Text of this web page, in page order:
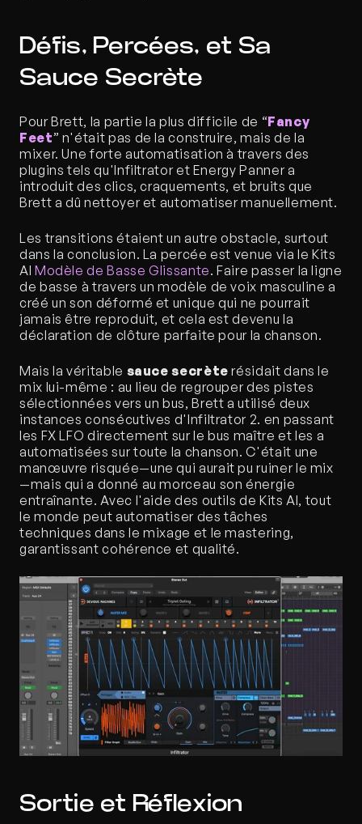
Défis, Percées, et Sa
Sauce Secrète
Pour Brett, la partie la plus difficile de “Fancy
Feet” n'était pas de la construire, mais de la
mixer. Une forte automatisation à travers des
plugins tels qu'Infiltrator et Energy Panner a
introduit des clics, craquements, et bruits que
Brett a dû nettoyer et automatiser manuellement.
Les transitions étaient un autre obstacle, surtout
dans la conclusion. La percée est venue via le Kits
AI Modèle de Basse Glissante. Faire passer la ligne
de basse à travers un modèle de voix masculine a
créé un son déformé et unique qui ne pourrait
jamais être reproduit, et cela est devenu la
déclaration de clôture parfaite pour la chanson.
Mais la véritable sauce secrète résidait dans le
mix lui-même : au lieu de regrouper des pistes
sélectionnées vers un bus, Brett a utilisé deux
instances consécutives d'Infiltrator 2. en passant
les FX LFO directement sur le bus maître et les a
automatisées sur toute la chanson. C'était une
manœuvre risquée—une qui aurait pu ruiner le mix
—mais qui a donné au morceau son énergie
entraînante. Avec l'aide des outils de Kits AI, tout
le monde peut automatiser des tâches
techniques dans le mixage et le mastering,
garantissant cohérence et qualité.
Sortie et Réflexion